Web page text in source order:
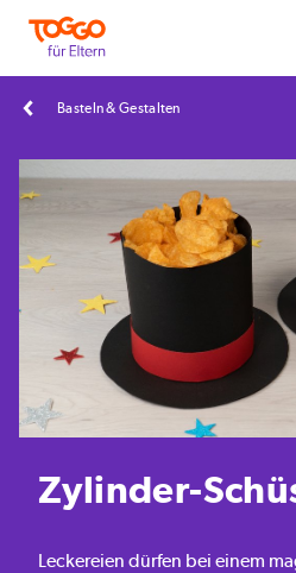
Basteln & Gestalten
Zylinder-
Leckereien dürfen bei einem